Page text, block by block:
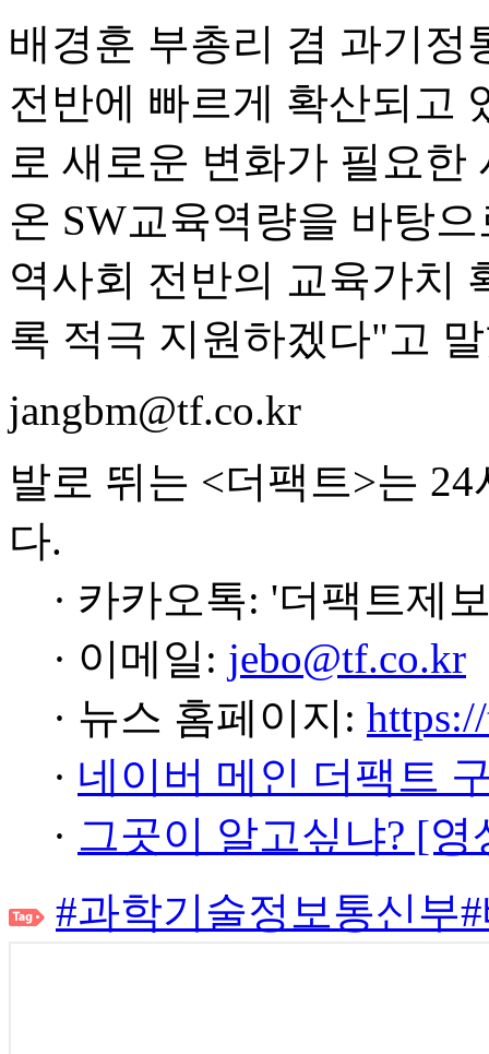
배경훈 부총리 겸 과기
전반에 빠르게 확산되고
로 새로운 변화가 필요
온 SW교육역량을 바탕
역사회 전반의 교육가치
록 적극 지원하겠다"고
jangbm@tf.co.kr
발로 뛰는 <더팩트>는
다.
· 카카오톡: '더팩트제
· 이메일: jebo@tf.co.kr
· 뉴스 홈페이지:
· 네이버 메인 더팩트
· 그곳이 알고싶냐? [
#과학기술정보통신부